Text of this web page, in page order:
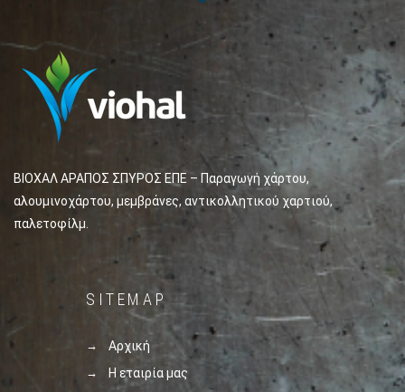
ΒΙΟΧΑΛ ΑΡΑΠΟΣ ΣΠΥΡΟΣ ΕΠΕ – Παραγωγή χάρτου,
αλουμινοχάρτου, μεμβράνες, αντικολλητικού χαρτιού,
παλετοφίλμ.
SITEMAP
Αρχική
Η εταιρία μας